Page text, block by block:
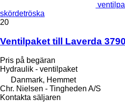
skördetröska
20
Ventilpaket till Laverda
Pris på begäran
Hydraulik - ventilpaket
Danmark, Hemmet
Chr. Nielsen - Tingheden A/S
Kontakta säljaren